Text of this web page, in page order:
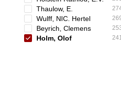
Thaulow, E.
Wulff, NIC. Hertel
Beyrich, Clemens
Holm, Olof 241